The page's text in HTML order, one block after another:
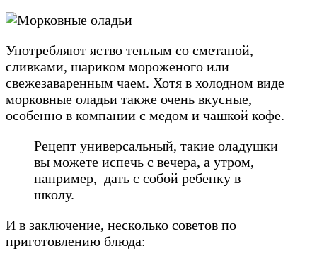
Употребляют яство теплым со сметаной,
сливками, шариком мороженого или
свежезаваренным чаем. Хотя в холодном виде
морковные оладьи также очень вкусные,
особенно в компании с медом и чашкой кофе.
Рецепт универсальный, такие оладушки
вы можете испечь с вечера, а утром,
например, дать с собой ребенку в
школу.
И в заключение, несколько советов по
приготовлению блюда: